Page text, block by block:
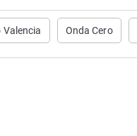
Valencia Onda Cero